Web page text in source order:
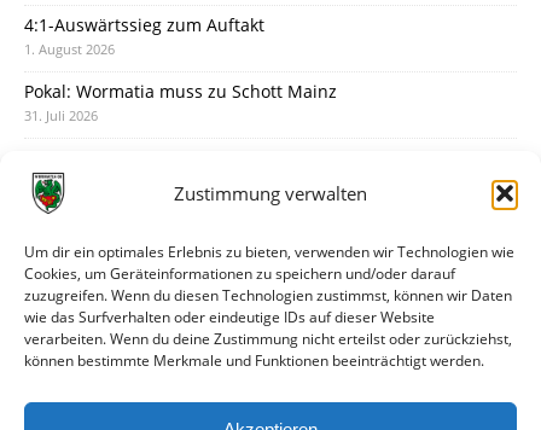
Zustimmung verwalten
Um dir ein optimales Erlebnis zu bieten, verwenden wir Technologien wie
Cookies, um Geräteinformationen zu speichern und/oder darauf
zuzugreifen. Wenn du diesen Technologien zustimmst, können wir Daten
wie das Surfverhalten oder eindeutige IDs auf dieser Website
verarbeiten. Wenn du deine Zustimmung nicht erteilst oder zurückziehst,
können bestimmte Merkmale und Funktionen beeinträchtigt werden.
4:1-Auswärtssieg zum Auftakt
1. August 2026
Pokal: Wormatia muss zu Schott Mainz
31. Juli 2026
30. Juli 2026
28. Juli 2026
Neuer Rückensponsor
28. Juli 2026
Neue Podcast-Folge: So tickt Björn!
Eindrücke vom Stadionfest